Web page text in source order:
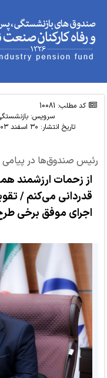
کد مطلب: 10081
سرویس:
تاریخ انتشار: ۳۰ اسفند ۱۴۰۳ - ۱۳:۰۵
رئیس صندوق‌ها در
از زحمات ارزشمند
قدردانی می‌کنم /
اجرای موفق برخی